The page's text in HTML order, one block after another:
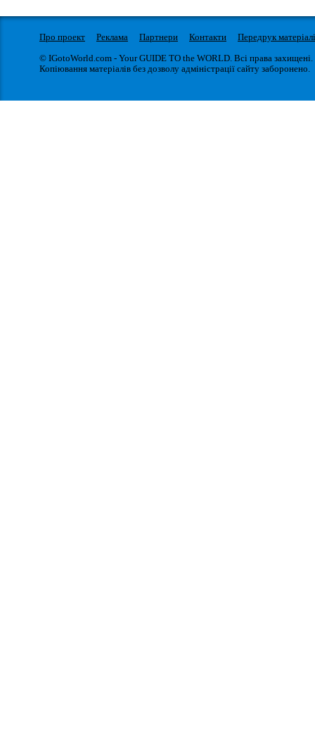
Про проект Реклама Партнери Контакти
Передрук
© IGotoWorld.com - Your GUIDE TO the WORLD. Всі права захищені.
Копіювання матеріалів без дозволу адміністрації сайту заборонено.